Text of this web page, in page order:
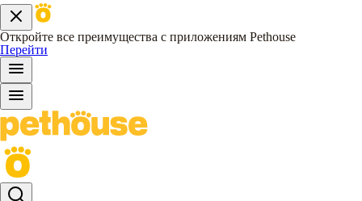
Откройте все преимущества с приложениям Pethouse
Перейти